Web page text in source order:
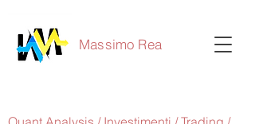
Massimo Rea